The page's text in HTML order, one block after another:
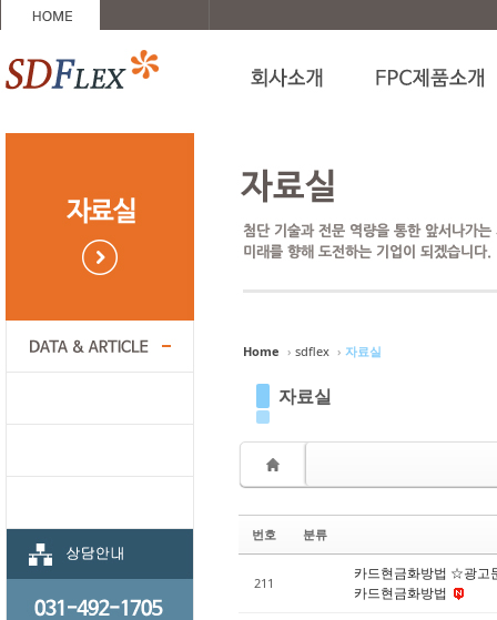
Home › sdflex › 자료실
자료실
번호 분류
211
카드현금화방법 ☆광고
카드현금화방법
Sketchbook5, 스케치북5
Sketchbook5, 스케치북5
Sketchbook5, 스케치북5
Sketchbook5, 스케치북5